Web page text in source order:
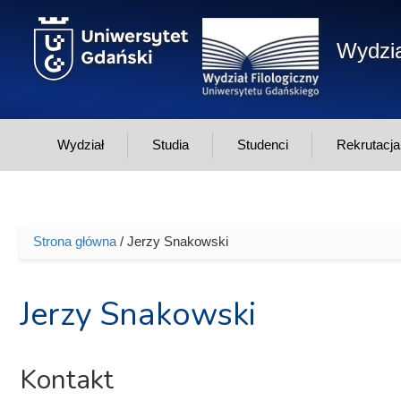
Wydział Studia Studenci Rekrutacja
Jesteś tutaj
Strona główna / Jerzy Snakowski
Jerzy Snakowski
Kontakt